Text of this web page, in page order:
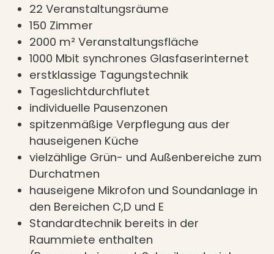
22 Veranstaltungsräume
150 Zimmer
2000 m² Veranstaltungsfläche
1000 Mbit synchrones Glasfaserinternet
erstklassige Tagungstechnik
Tageslichtdurchflutet
individuelle Pausenzonen
spitzenmäßige Verpflegung aus der
hauseigenen Küche
vielzählige Grün- und Außenbereiche zum
Durchatmen
hauseigene Mikrofon und Soundanlage in
den Bereichen C,D und E
Standardtechnik bereits in der
Raummiete enthalten